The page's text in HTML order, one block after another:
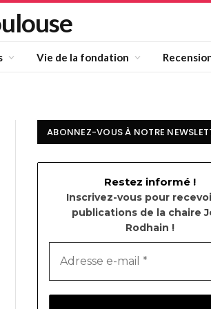
Vie de la fondation
ABONNEZ-VOUS À NOTRE
Restez informé !
Inscrivez-vous pour
publications de la chaire
Rodhain !